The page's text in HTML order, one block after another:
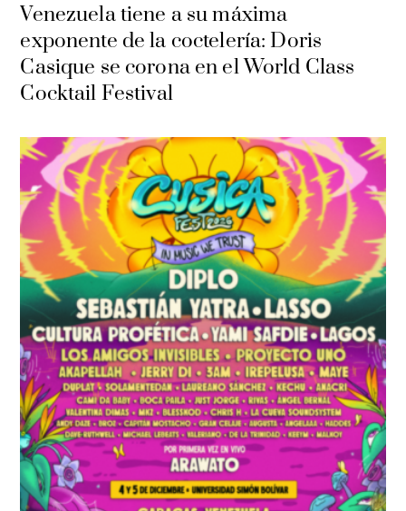
Venezuela tiene a su máxima
exponente de la coctelería: Doris
Casique se corona en el World Class
Cocktail Festival